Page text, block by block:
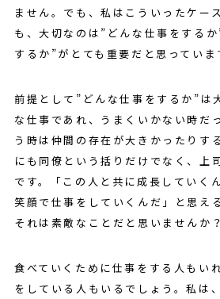
ません。でも、私はこういったケー
も、大切なのは”どんな仕事をする
するか”がとても重要だと思っていま
前提として”どんな仕事をするか”は
な仕事であれ、うまくいかない時だ
う時は仲間の存在が大きかったりす
にも同僚という括りだけでなく、上
です。「この人と共に成長していく
笑顔で仕事をしていくんだ」と思え
それは素敵なことだと思いませんか？
食べていくために仕事をする人もい
をしている人もいるでしょう。私は